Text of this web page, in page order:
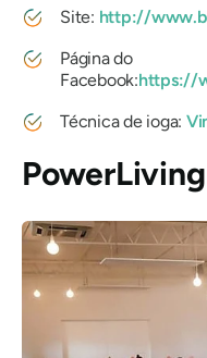
Site: http://
Página do
Facebook:https://
Técnica de ioga: